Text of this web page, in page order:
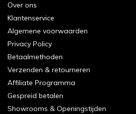
Over ons
Klantenservice
Algemene voorwaarden
Privacy Policy
Betaalmethoden
Verzenden & retourneren
Affiliate Programma
Gespreid betalen
Showrooms & Openingstijden